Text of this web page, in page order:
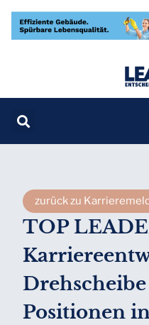
zurück zu
TOP
Positionen